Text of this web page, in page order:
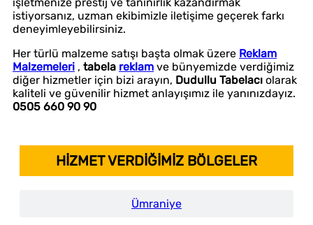
istiyorsanız, uzman ekibimizle iletişime geçerek farkı
deneyimleyebilirsiniz.
Her türlü malzeme satışı başta olmak üzere Reklam
Malzemeleri , tabela reklam ve bünyemizde verdiğimiz
diğer hizmetler için bizi arayın, Dudullu Tabelacı olarak
kaliteli ve güvenilir hizmet anlayışımız ile yanınızdayız.
0505 660 90 90
HİZMET VERDİĞİMİZ BÖLGELER
Ümraniye